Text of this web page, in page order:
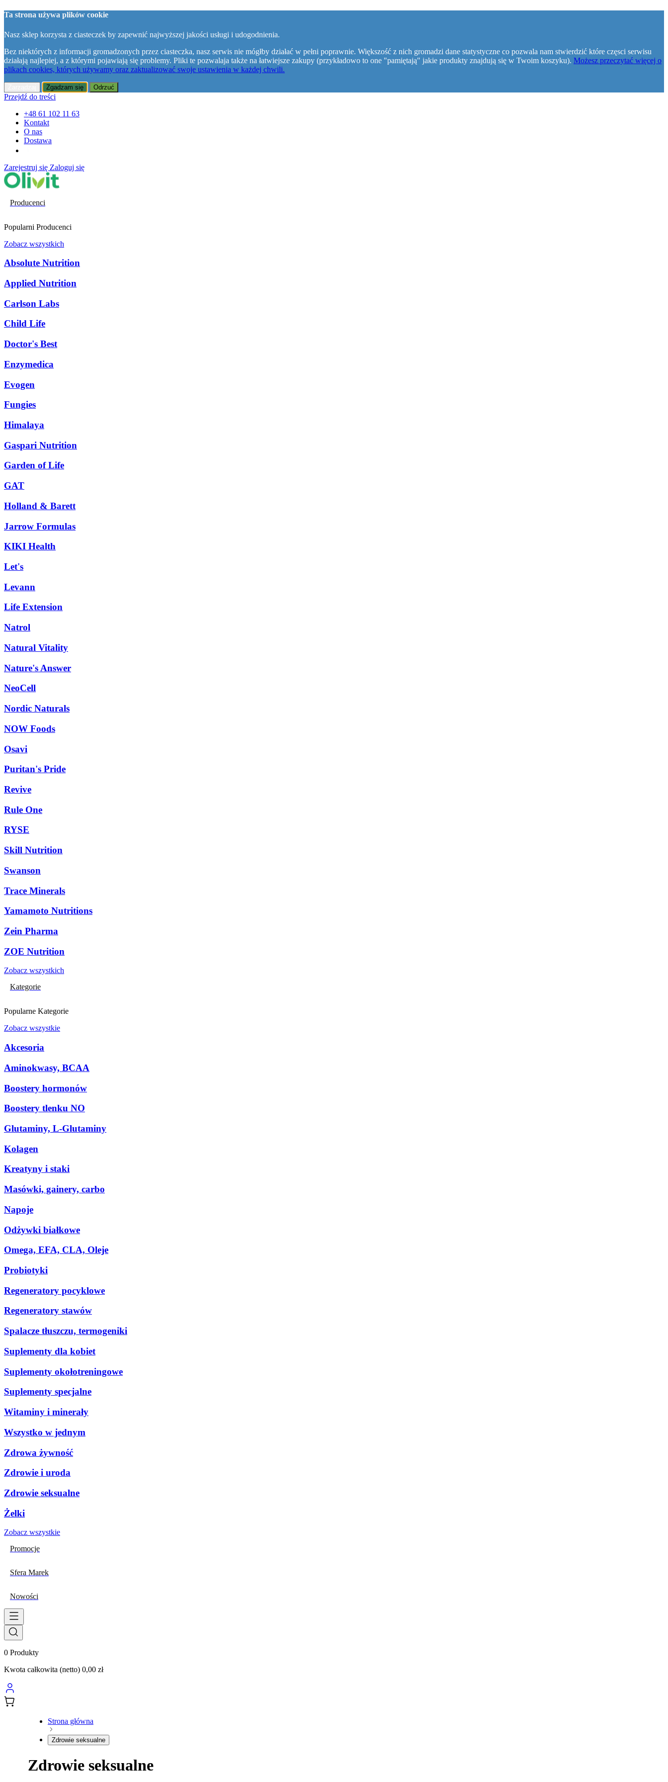
Ta strona używa plików cookie
Nasz sklep korzysta z ciasteczek by zapewnić najwyższej jakości usługi i udogodnienia.
Bez niektórych z informacji gromadzonych przez ciasteczka, nasz serwis nie mógłby działać w pełni poprawnie. Większość z nich gromadzi dane statystyczne co pozwala nam stwierdzić które częsci serwisu
działają najlepiej, a z którymi pojawiają się problemy. Pliki te pozwalaja także na łatwiejsze zakupy (przykładowo to one "pamiętają" jakie produkty znajdują się w Twoim koszyku). Możesz przeczytać więcej o
plikach cookies, których używamy oraz zaktualizować swoje ustawienia w każdej chwili.
Zgadzam się Odrzuć
Przejdź do treści
+48 61 102 11 63
Kontakt
O nas
Dostawa
Zarejestruj się Zaloguj się
Producenci
Popularni Producenci
Zobacz wszystkich
Absolute Nutrition
Applied Nutrition
Carlson Labs
Child Life
Doctor's Best
Enzymedica
Evogen
Fungies
Himalaya
Gaspari Nutrition
Garden of Life
GAT
Holland & Barett
Jarrow Formulas
KIKI Health
Let's
Levann
Life Extension
Natrol
Natural Vitality
Nature's Answer
NeoCell
Nordic Naturals
NOW Foods
Osavi
Puritan's Pride
Revive
Rule One
RYSE
Skill Nutrition
Swanson
Trace Minerals
Yamamoto Nutritions
Zein Pharma
ZOE Nutrition
Zobacz wszystkich
Kategorie
Popularne Kategorie
Zobacz wszystkie
Akcesoria
Aminokwasy, BCAA
Boostery hormonów
Boostery tlenku NO
Glutaminy, L-Glutaminy
Kolagen
Kreatyny i staki
Masówki, gainery, carbo
Napoje
Odżywki białkowe
Omega, EFA, CLA, Oleje
Probiotyki
Regeneratory pocyklowe
Regeneratory stawów
Spalacze tłuszczu, termogeniki
Suplementy dla kobiet
Suplementy okołotreningowe
Suplementy specjalne
Witaminy i minerały
Wszystko w jednym
Zdrowa żywność
Zdrowie i uroda
Zdrowie seksualne
Żelki
Zobacz wszystkie
Promocje
Sfera Marek
Nowości
0 Produkty
Kwota całkowita (netto) 0,00 zł
Strona główna
Zdrowie seksualne
Zdrowie seksualne